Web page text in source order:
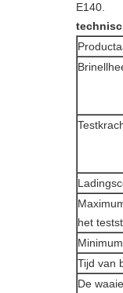
E140.
het
Tijd van
De